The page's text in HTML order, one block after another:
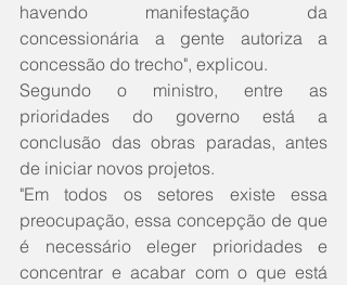
havendo manifestação da
concessionária a gente autoriza a
concessão do trecho", explicou.
Segundo o ministro, entre as
prioridades do governo está a
conclusão das obras paradas, antes
de iniciar novos projetos.
"Em todos os setores existe essa
preocupação, essa concepção de que
é necessário eleger prioridades e
concentrar e acabar com o que está